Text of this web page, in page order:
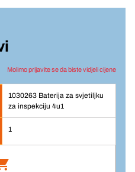
Molimo prijavite se da biste vidjeli cijene
1030263 Baterija za svjetiljku
za inspekciju 4u1
1